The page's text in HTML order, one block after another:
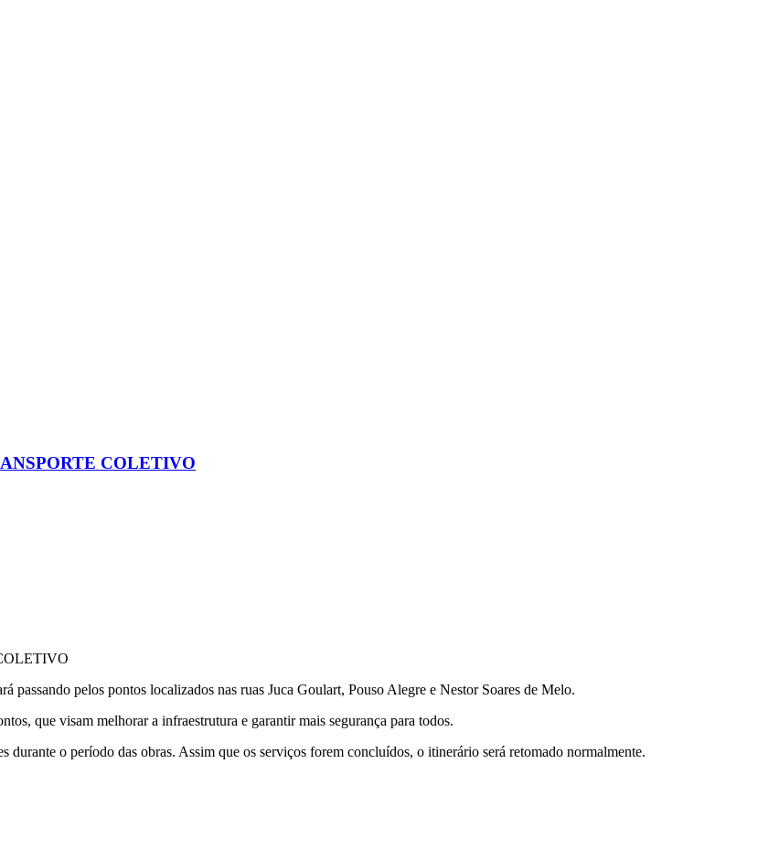
COLETIVO
passando pelos pontos localizados nas ruas Juca Goulart, Pouso Alegre e Nestor Soares de Melo.
que visam melhorar a infraestrutura e garantir mais segurança para todos.
durante o período das obras. Assim que os serviços forem concluídos, o itinerário será retomado normalmente.